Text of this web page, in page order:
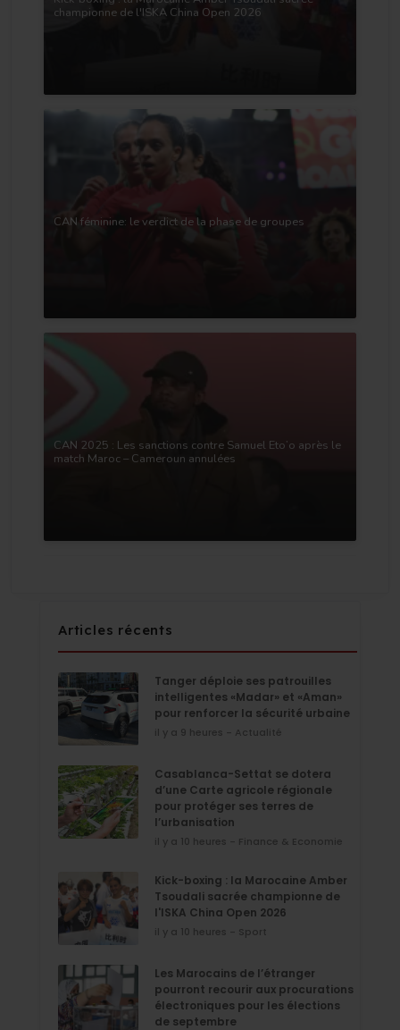
championne de l'ISKA China Open 2026
CAN féminine: le verdict de la phase de groupes
CAN 2025 : Les sanctions contre Samuel Eto’o après le
match Maroc – Cameroun annulées
Articles récents
Tanger déploie ses patrouilles
intelligentes «Madar» et «Aman»
pour renforcer la sécurité urbaine
il y a 9 heures - Actualité
Casablanca-Settat se dotera
d’une Carte agricole régionale
pour protéger ses terres de
l’urbanisation
il y a 10 heures - Finance & Economie
Kick-boxing : la Marocaine Amber
Tsoudali sacrée championne de
l'ISKA China Open 2026
il y a 10 heures - Sport
Les Marocains de l’étranger
pourront recourir aux procurations
électroniques pour les élections
de septembre